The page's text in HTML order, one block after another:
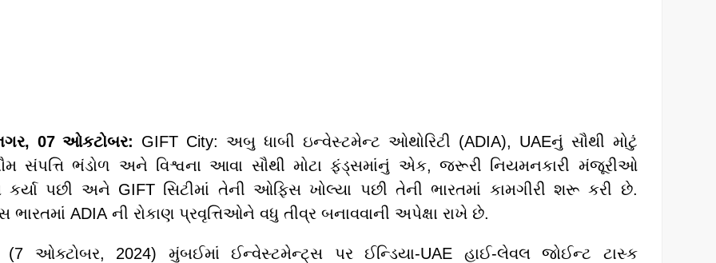
07 ઓકટોબર: GIFT City: અબુ ધાબી ઇન્વેસ્ટમેન્ટ ઓથોરિટી (ADIA), UAEનું સૌથી મોટું
સંપત્તિ ભંડોળ અને વિશ્વના આવા સૌથી મોટા ફંડ્સમાંનું એક, જરૂરી નિયમનકારી મંજૂરીઓ
કર્યા પછી અને GIFT સિટીમાં તેની ઓફિસ ખોલ્યા પછી તેની ભારતમાં કામગીરી શરૂ કરી છે.
ભારતમાં ADIA ની રોકાણ પ્રવૃત્તિઓને વધુ તીવ્ર બનાવવાની અપેક્ષા રાખે છે.
ઓક્ટોબર, 2024) મુંબઈમાં ઈન્વેસ્ટમેન્ટ્સ પર ઈન્ડિયા-UAE હાઈ-લેવલ જોઈન્ટ ટાસ્ક